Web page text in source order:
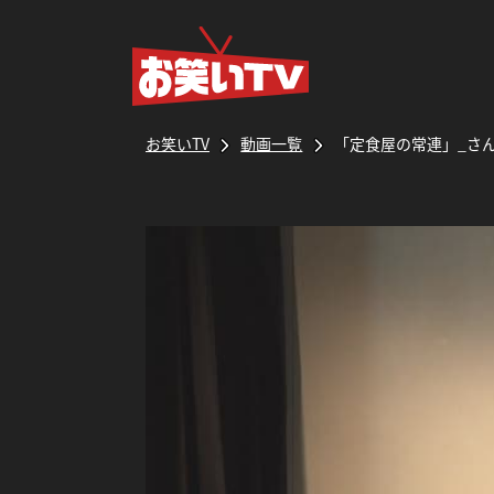
お笑いTV 動画一覧 「定食屋の常連」_さ